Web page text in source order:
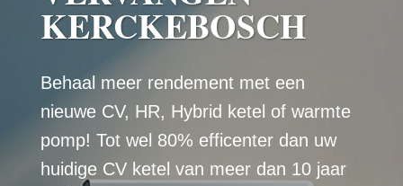
KERCKEBOSCH
Behaal meer rendement met een
nieuwe CV, HR, Hybrid ketel of warmte
pomp! Tot wel 80% efficenter dan uw
huidige CV ketel van meer dan 10 jaar